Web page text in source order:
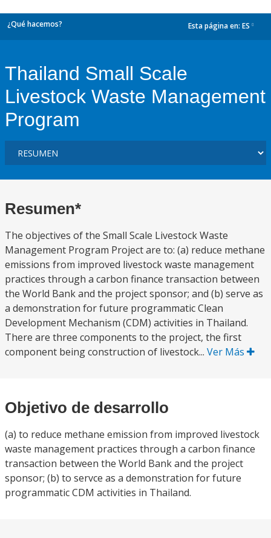
¿Qué hacemos? Esta página en: ES
Thailand Small Scale
Livestock Waste Management
Program
Resumen*
The objectives of the Small Scale Livestock Waste
Management Program Project are to: (a) reduce methane
emissions from improved livestock waste management
practices through a carbon finance transaction between
the World Bank and the project sponsor; and (b) serve as
a demonstration for future programmatic Clean
Development Mechanism (CDM) activities in Thailand.
There are three components to the project, the first
component being construction of livestock... Ver Más
Objetivo de desarrollo
(a) to reduce methane emission from improved livestock
waste management practices through a carbon finance
transaction between the World Bank and the project
sponsor; (b) to servce as a demonstration for future
programmatic CDM activities in Thailand.